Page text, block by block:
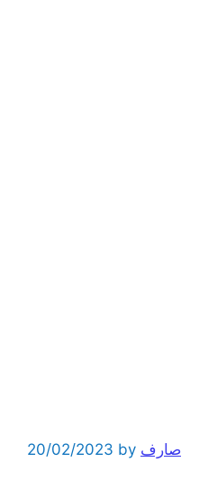
20/02/2023 by صارف